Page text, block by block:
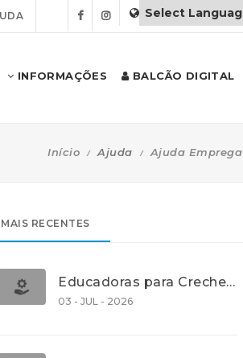
INFORMAÇÕES BALCÃO DIGITAL
Início Ajuda Ajuda Emprega
MAIS RECENTES
Educadoras para Creche e J.I., Lisboa
03 - JUL - 2026